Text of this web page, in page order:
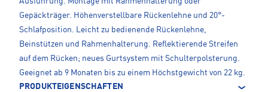
Gepäckträger. Höhenverstellbare Rückenlehne und 20°-
Schlafposition. Leicht zu bedienende Rückenlehne,
Beinstützen und Rahmenhalterung. Reflektierende Streifen
auf dem Rücken; neues Gurtsystem mit Schulterpolsterung.
Geeignet ab 9 Monaten bis zu einem Höchstgewicht von 22 kg.
PRODUKTEIGENSCHAFTEN